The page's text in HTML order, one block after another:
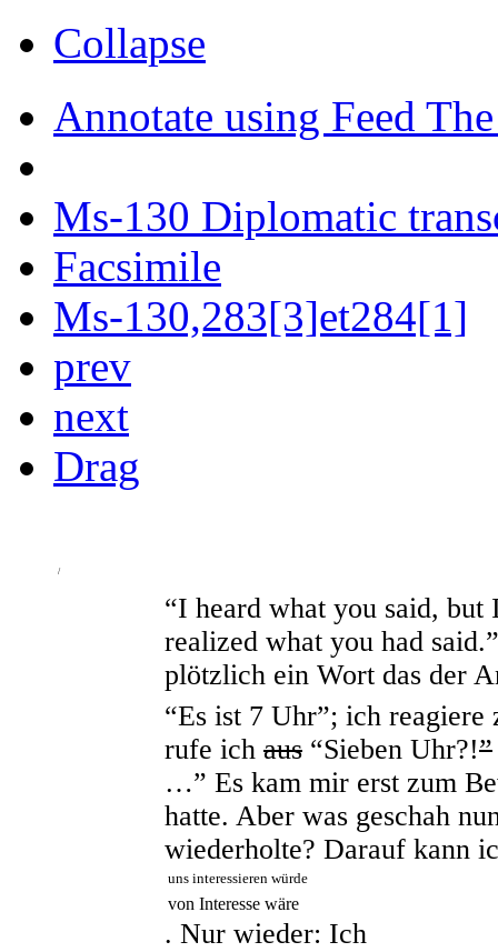
Collapse
Annotate using Feed
Ms-130 Diplomatic
Facsimile
Ms-130,283[3]et284[1]
prev
next
Drag
/
“I heard what you said,
realized what you had said.”
plötzlich ein Wort das der
“Es ist 7 Uhr”; ich
rufe ich aus “Sieben Uhr?!”
…” Es kam mir erst zum
hatte. Aber was geschah
wiederholte? Darauf kann
uns interessieren würde
von Interesse wäre
. Nur wieder: Ich